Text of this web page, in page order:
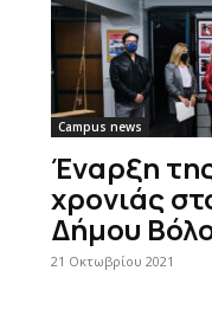
Campus news
Έναρξη
χρονιάς
Δήμου
21 Οκτωβρίου 2021